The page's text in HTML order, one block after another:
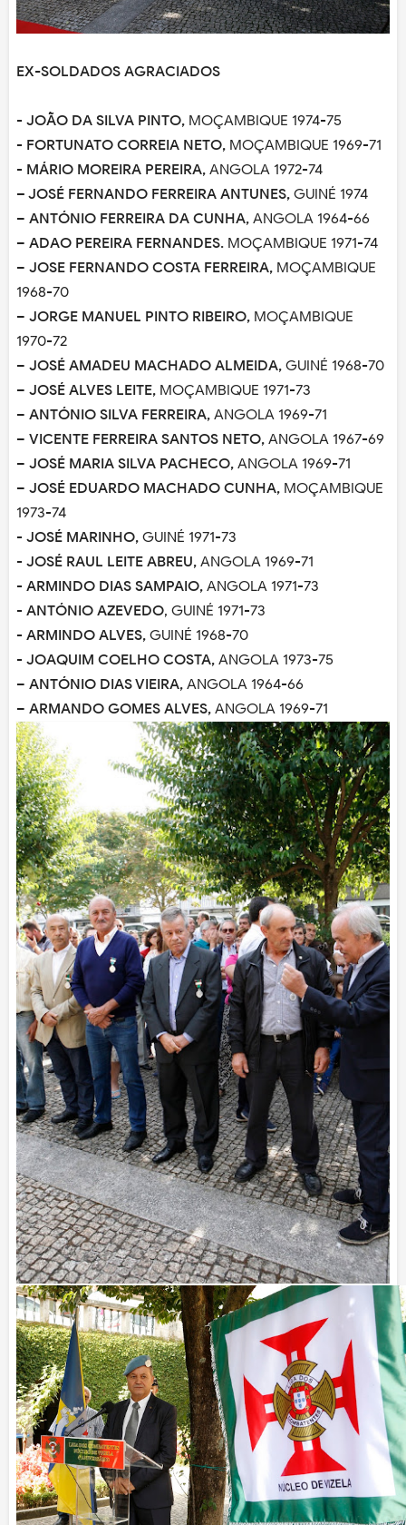
EX-SOLDADOS AGRACIADOS
- JOÃO DA SILVA PINTO, MOÇAMBIQUE 1974-75
- FORTUNATO CORREIA NETO, MOÇAMBIQUE 1969-71
- MÁRIO MOREIRA PEREIRA, ANGOLA 1972-74
– JOSÉ FERNANDO FERREIRA ANTUNES, GUINÉ 1974
– ANTÓNIO FERREIRA DA CUNHA, ANGOLA 1964-66
– ADAO PEREIRA FERNANDES. MOÇAMBIQUE 1971-74
– JOSE FERNANDO COSTA FERREIRA, MOÇAMBIQUE
1968-70
– JORGE MANUEL PINTO RIBEIRO, MOÇAMBIQUE
1970-72
– JOSÉ AMADEU MACHADO ALMEIDA, GUINÉ 1968-70
– JOSÉ ALVES LEITE, MOÇAMBIQUE 1971-73
– ANTÓNIO SILVA FERREIRA, ANGOLA 1969-71
– VICENTE FERREIRA SANTOS NETO, ANGOLA 1967-69
– JOSÉ MARIA SILVA PACHECO, ANGOLA 1969-71
– JOSÉ EDUARDO MACHADO CUNHA, MOÇAMBIQUE
1973-74
- JOSÉ MARINHO, GUINÉ 1971-73
- JOSÉ RAUL LEITE ABREU, ANGOLA 1969-71
- ARMINDO DIAS SAMPAIO, ANGOLA 1971-73
- ANTÓNIO AZEVEDO, GUINÉ 1971-73
- ARMINDO ALVES, GUINÉ 1968-70
- JOAQUIM COELHO COSTA, ANGOLA 1973-75
– ANTÓNIO DIAS VIEIRA, ANGOLA 1964-66
– ARMANDO GOMES ALVES, ANGOLA 1969-71